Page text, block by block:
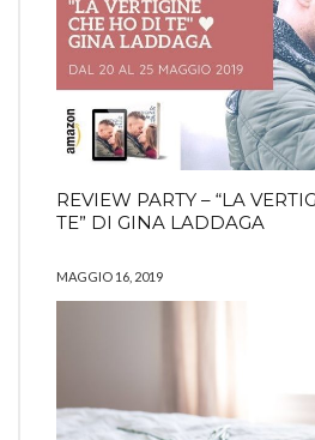
REVIEW PARTY – “LA
TE” DI GINA LADDAGA
MAGGIO 16, 2019